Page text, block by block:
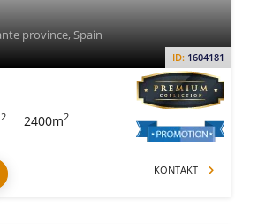
ID: 1604181
province, Spain
2 2400m2
KONTAKT